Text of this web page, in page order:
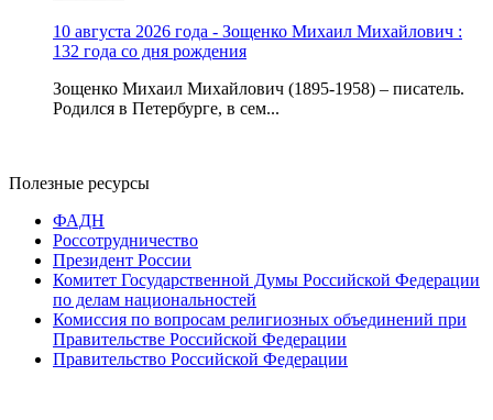
10 августа 2026 года - Зощенко Михаил Михайлович :
132 года со дня рождения
Зощенко Михаил Михайлович (1895-1958) – писатель.
Родился в Петербурге, в сем...
Полезные ресурсы
ФАДН
Россотрудничество
Президент России
Комитет Государственной Думы Российской Федерации
по делам национальностей
Комиссия по вопросам религиозных объединений при
Правительстве Российской Федерации
Правительство Российской Федерации